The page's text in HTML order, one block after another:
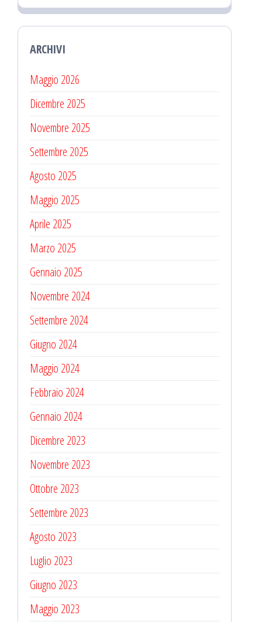
ARCHIVI
Maggio 2026
Dicembre 2025
Novembre 2025
Settembre 2025
Agosto 2025
Maggio 2025
Aprile 2025
Marzo 2025
Gennaio 2025
Novembre 2024
Settembre 2024
Giugno 2024
Maggio 2024
Febbraio 2024
Gennaio 2024
Dicembre 2023
Novembre 2023
Ottobre 2023
Settembre 2023
Agosto 2023
Luglio 2023
Giugno 2023
Maggio 2023